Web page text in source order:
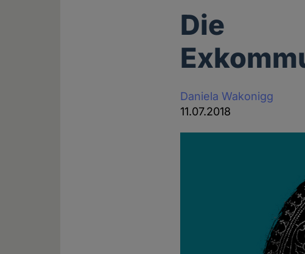
Die
Daniela Wakonigg
11.07.2018